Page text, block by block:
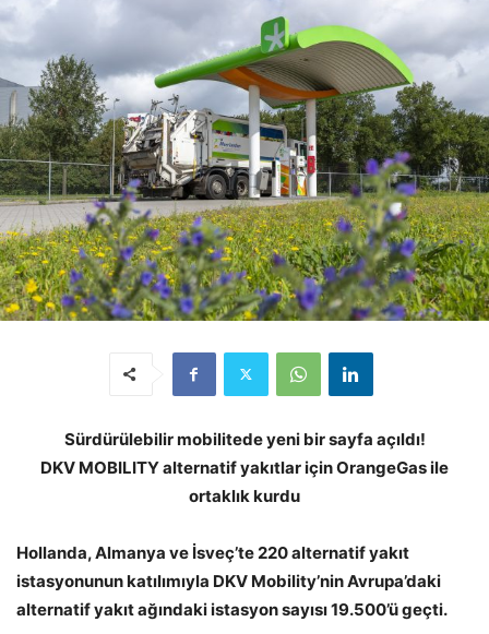
Sürdürülebilir mobilitede yeni bir sayfa açıldı!
DKV MOBILITY alternatif yakıtlar için OrangeGas ile
ortaklık kurdu
Hollanda, Almanya ve İsveç’te 220 alternatif yakıt
istasyonunun katılımıyla DKV Mobility’nin Avrupa’daki
alternatif yakıt ağındaki istasyon sayısı 19.500’ü geçti.